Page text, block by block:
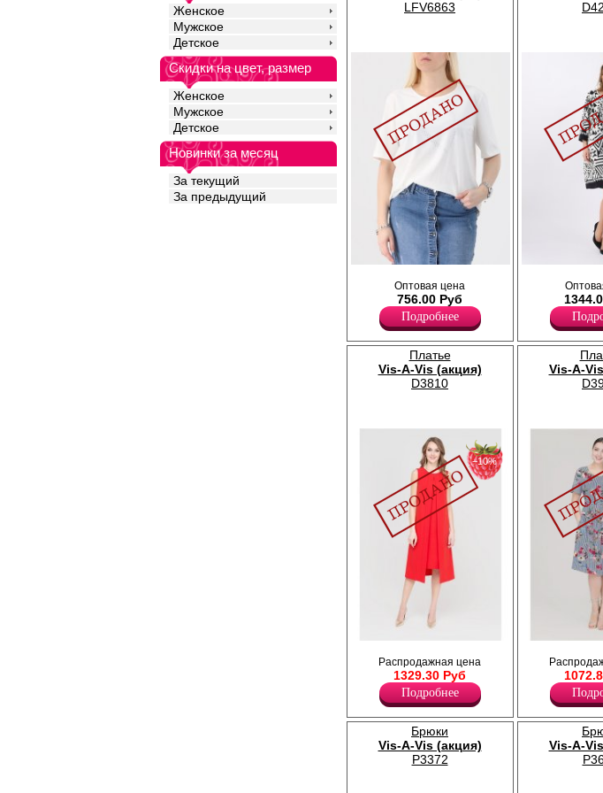
Женское
Мужское
Детское
Скидки на цвет, размер
Женское
Мужское
Детское
Новинки за месяц
За текущий
За предыдущий
LFV6863
спущенной линией плеча с короткими
рукавами, круглый вырез горловины,
мерцающий принт в виде сердца.
Спандекс 8%
Оптовая цена
756.00 Руб
Подробнее
струящейся вискозной ткани
геометрическим принтом,
горловины с завязками на
вертикальные рельефы,
рукав длиной 3/4.
Платье
Vis-A-Vis (акция)
D3810
миди с отлетными деталями,
имитирующими накидку.
Вискоза 33%
−10%
Распродажная цена
1329.30 Руб
Подробнее
Vis-A-
колена, из вискозной ткани с
принтом в полоску, с
волнами, широкой отрезной
карманами в боковых швах и
основной ткани.
Брюки
Vis-A-Vis (акция)
P3372
Vis-A-